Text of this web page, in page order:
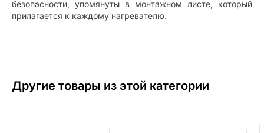
безопасности, упомянуты в монтажном листе, который
прилагается к каждому нагревателю.
Другие товары из этой категории